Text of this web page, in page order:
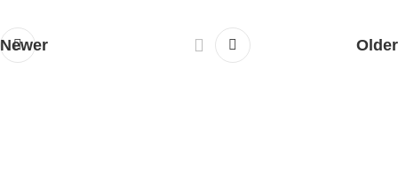
Newer Older